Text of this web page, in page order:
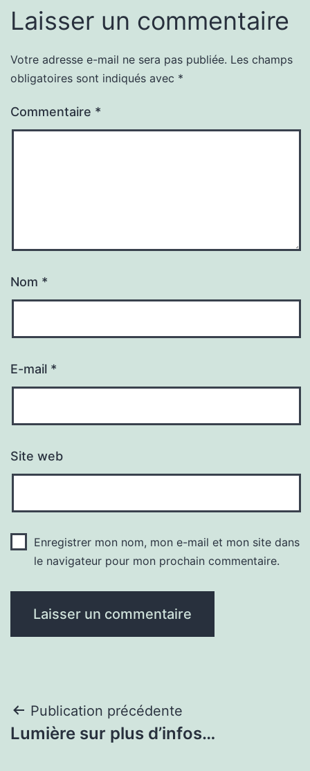
Laisser un commentaire
Votre adresse e-mail ne sera pas publiée. Les champs
obligatoires sont indiqués avec *
Commentaire *
Nom *
E-mail *
Site web
Enregistrer mon nom, mon e-mail et mon site dans
le navigateur pour mon prochain commentaire.
Navigation
de
Publication précédente
Lumière sur plus d’infos…